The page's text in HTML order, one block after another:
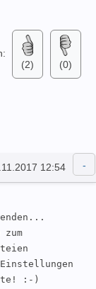
(2)
(0)
12:54
:-)